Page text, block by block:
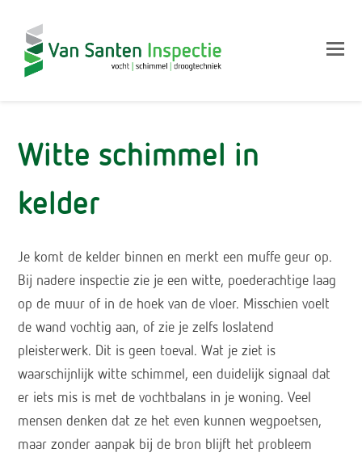
Witte schimmel in
kelder
Je komt de kelder binnen en merkt een muffe geur op.
Bij nadere inspectie zie je een witte, poederachtige laag
op de muur of in de hoek van de vloer. Misschien voelt
de wand vochtig aan, of zie je zelfs loslatend
pleisterwerk. Dit is geen toeval. Wat je ziet is
waarschijnlijk witte schimmel, een duidelijk signaal dat
er iets mis is met de vochtbalans in je woning. Veel
mensen denken dat ze het even kunnen wegpoetsen,
maar zonder aanpak bij de bron blijft het probleem